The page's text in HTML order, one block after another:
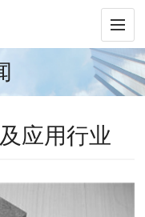
应用行业